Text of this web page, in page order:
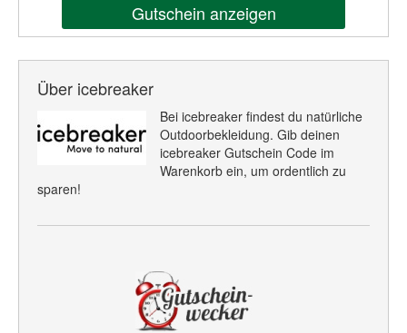
Gutschein anzeigen
Über icebreaker
Bei icebreaker findest du natürliche
Outdoorbekleidung. Gib deinen
icebreaker Gutschein Code im
Warenkorb ein, um ordentlich zu
sparen!